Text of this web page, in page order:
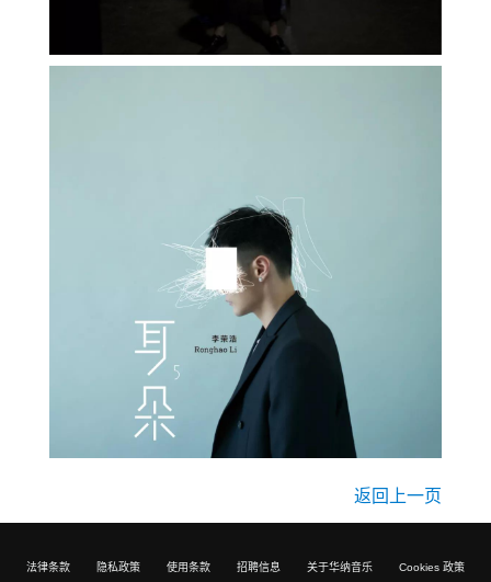
返回上一页
法律条款 隐私政策 使用条款 招聘信息 关于华纳音乐 Cookies 政策